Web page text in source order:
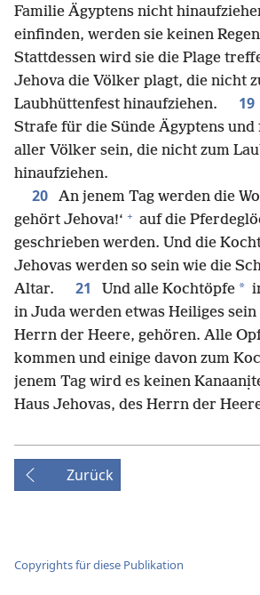
Familie Ägyptens nicht
einfinden, werden sie keinen
Stattdessen wird sie die Plage
Jehova die Völker plagt, die nicht
Laubhüttenfest hinaufziehen.
19
Strafe für die Sünde Ägyptens und
aller Völker sein, die nicht zum
hinaufziehen.
20
An jenem Tag werden die
gehört Jehova!‘ + auf die
geschrieben werden. Und die
Jehovas werden so sein wie die
Altar.
21 Und alle Kochtöpfe *
in Juda werden etwas Heiliges
Herrn der Heere, gehören. Alle
kommen und einige davon zum
jenem Tag wird es keinen
Haus Jehovas, des Herrn der
Zurück
Copyrights für diese Publikation